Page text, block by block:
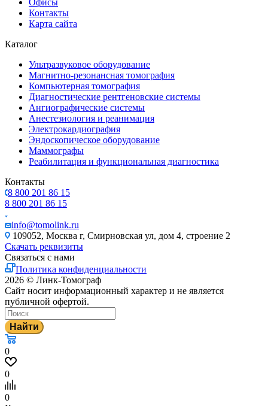
Контакты
Карта сайта
Каталог
Ультразвуковое оборудование
Магнитно-резонансная томография
Компьютерная томография
Диагностические рентгеновские системы
Ангиографические системы
Анестезиология и реанимация
Электрокардиография
Эндоскопическое оборудование
Маммографы
Реабилитация и функциональная диагностика
Контакты
8 800 201 86 15
8 800 201 86 15
info@tomolink.ru
109052, Москва г, Смирновская ул, дом 4, строение 2
Скачать реквизиты
Связаться с нами
Политика конфиденциальности
2026 © Линк-Томограф
Сайт носит информационный характер и не является
публичной офертой.
Найти
0
0
0